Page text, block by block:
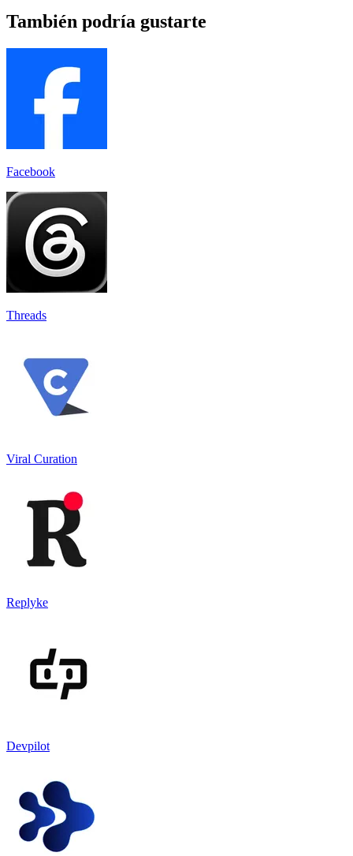
También podría gustarte
Facebook
Threads
Viral Curation
Replyke
Devpilot